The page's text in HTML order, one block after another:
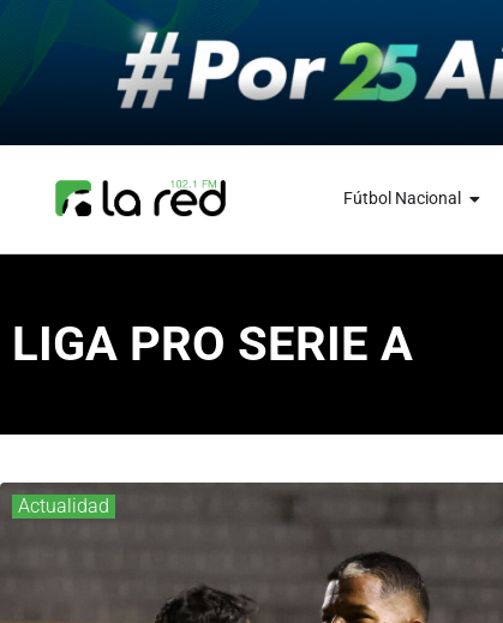
Fútbol Nacional
LIGA PRO SERIE A
Actualidad